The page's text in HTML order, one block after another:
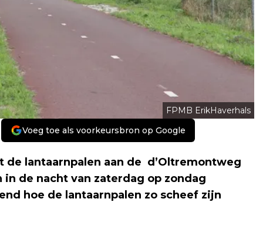
FPMB ErikHaverhals
Voeg toe als voorkeursbron op Google
lantaarnpalen aan de d’Oltremontweg
de nacht van zaterdag op zondag
hoe de lantaarnpalen zo scheef zijn